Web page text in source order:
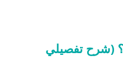
(شرح تفصيلي